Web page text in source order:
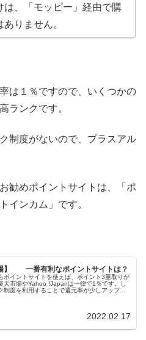
は、「モッピー」経由で購
りません。
は１％ですので、いくつかの
ランクです。
制度がないので、プラスアル
勧めポイントサイトは、「ポ
インカム」です。
場】 一番有利なポイントサイトは？
ポイントサイトを使えば、ポイント3重取りが
天市場やYahoo !Japanは一律で1％です。し
制度を利用することで還元率が少しアップし
2022.02.17